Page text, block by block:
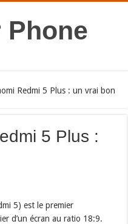
Redmi 5 Plus : un vrai bon
5 Plus :
5) est le premier
d’un écran au ratio 18:9.